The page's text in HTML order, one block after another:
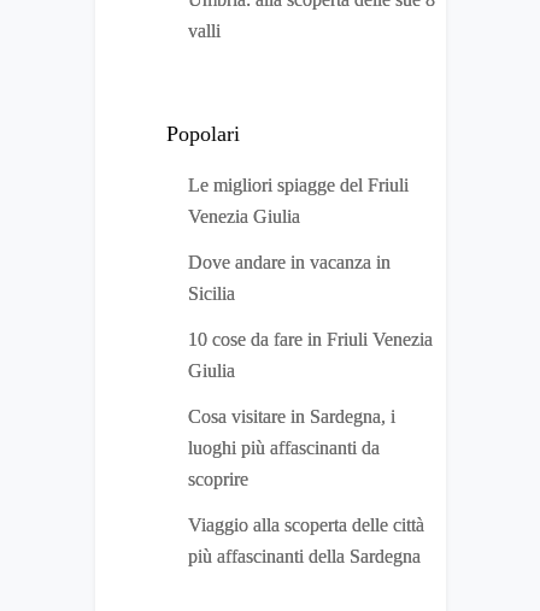
valli
Popolari
Le migliori spiagge del Friuli
Venezia Giulia
Dove andare in vacanza in
Sicilia
10 cose da fare in Friuli Venezia
Giulia
Cosa visitare in Sardegna, i
luoghi più affascinanti da
scoprire
Viaggio alla scoperta delle città
più affascinanti della Sardegna